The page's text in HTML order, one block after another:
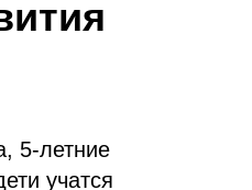
5-летние
учатся